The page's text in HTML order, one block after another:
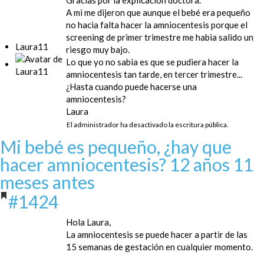
Laura11
A mi me dijeron que aunque el bebé era pequeño
no hacia falta hacer la amniocentesis porque el
screening de primer trimestre me habia salido un
riesgo muy bajo.
Lo que yo no sabia es que se pudiera hacer la
amniocentesis tan tarde, en tercer trimestre...
¿Hasta cuando puede hacerse una
amniocentesis?
Laura
El administrador ha desactivado la escritura pública.
Mi bebé es pequeño, ¿hay que
hacer amniocentesis? 12 años 11
meses antes
#1424
Hola Laura,
La amniocentesis se puede hacer a partir de las
15 semanas de gestación en cualquier momento.